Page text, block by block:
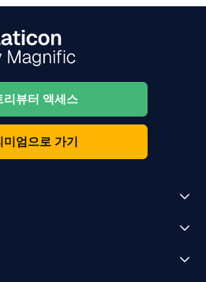
리뷰터 액세스
미엄으로 가기